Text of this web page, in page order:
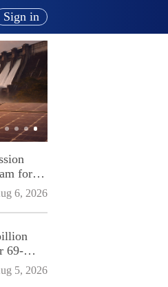
Sign in
for
6, 2026
69-
5, 2026